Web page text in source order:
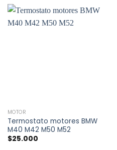
MOTOR
Termostato motores BMW
M40 M42 M50 M52
$25.000